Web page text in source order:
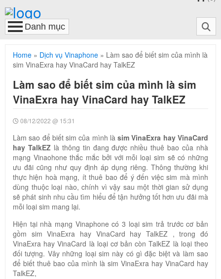
Home » Dịch vụ Vinaphone » Làm sao để biết sim của mình là
sim VinaExra hay VinaCard hay TalkEZ
Làm sao để biết sim của mình là sim
VinaExra hay VinaCard hay TalkEZ
08/12/2022 @ 15:31
Làm sao để biết sim của mình làsim VinaExra hay VinaCard
hay TalkEZ là thông tin đang được nhiều thuê bao của nhà
mạng Vinaohone thắc mắc bởi với mỗi loại sim sẽ có những
ưu đãi cũng như quy định áp dụng riêng. Thông thường khi
thực hiện hoà mạng, ít thuê bao để ý đến việc sim mà mình
dùng thuộc loại nào, chính vì vậy sau một thời gian sử dụng
sẽ phát sinh nhu cầu tìm hiểu để tận hưởng tốt hơn ưu đãi mà
mỗi loại sim mang lại.
Hiện tại nhà mạng Vinaphone có 3 loại sim trả trước cơ bản
gồm sim VinaExra hay VinaCard hay TalkEZ , trong đó
VinaExra hay VinaCard là loại cơ bản còn TalkEZ là loại theo
đối tượng. Vây những loại sim này có gì đặc biệt và làm sao
để biết thuê bao của mình là sim VinaExra hay VinaCard hay
TalkEZ,